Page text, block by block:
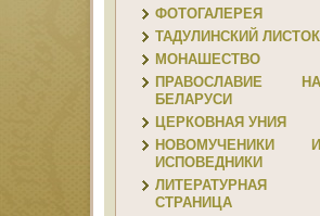
ФОТОГАЛЕРЕЯ
ТАДУЛИНСКИЙ ЛИСТОК
МОНАШЕСТВО
ПРАВОСЛАВИЕ НА
БЕЛАРУСИ
ЦЕРКОВНАЯ УНИЯ
НОВОМУЧЕНИКИ И
ИСПОВЕДНИКИ
ЛИТЕРАТУРНАЯ
СТРАНИЦА